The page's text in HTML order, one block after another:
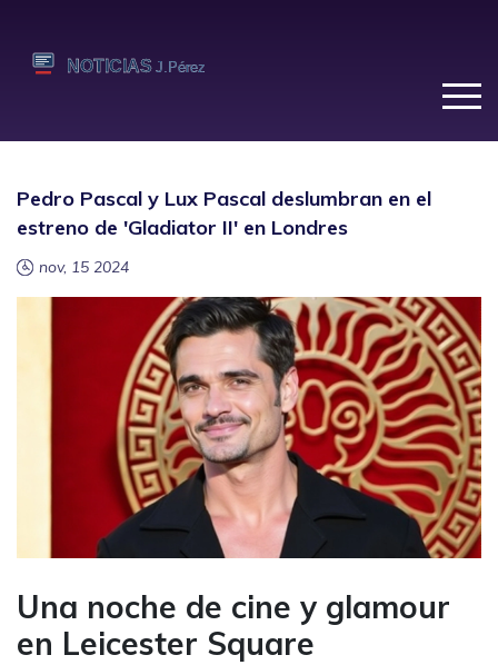
Pedro Pascal y Lux Pascal deslumbran en el
estreno de 'Gladiator II' en Londres
nov, 15 2024
Una noche de cine y glamour
en Leicester Square